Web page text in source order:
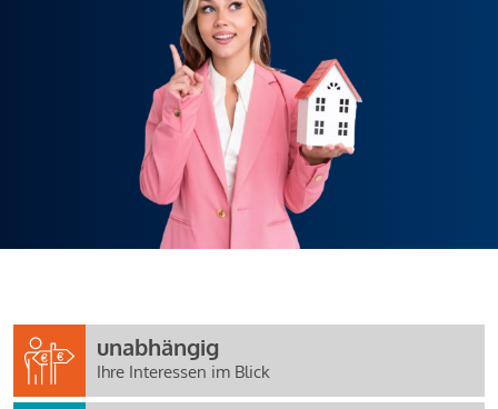
unabhängig
Ihre Interessen im Blick